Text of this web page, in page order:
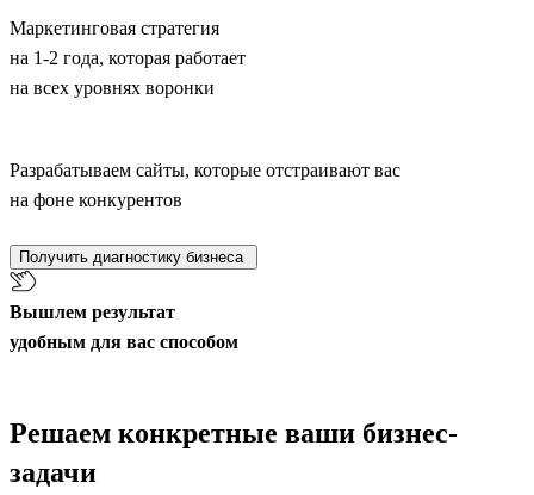
Маркетинговая стратегия
на 1-2 года, которая работает
на всех уровнях воронки
Разрабатываем сайты, которые отстраивают вас
на фоне конкурентов
Получить диагностику бизнеса
Вышлем результат
удобным для вас способом
Решаем конкретные ваши бизнес-
задачи